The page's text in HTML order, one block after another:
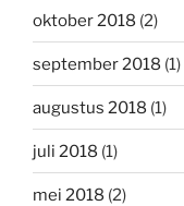
oktober 2018 (2)
september 2018 (1)
augustus 2018 (1)
juli 2018 (1)
mei 2018 (2)